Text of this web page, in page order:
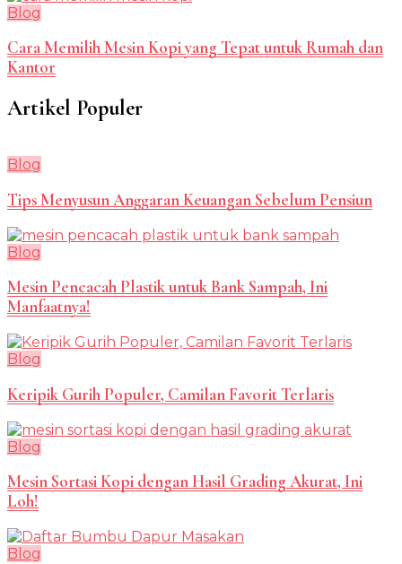
Blog
Cara Memilih Mesin Kopi yang Tepat untuk Rumah dan
Kantor
Artikel Populer
Blog
Tips Menyusun Anggaran Keuangan Sebelum Pensiun
Blog
Mesin Pencacah Plastik untuk Bank Sampah, Ini
Manfaatnya!
Blog
Keripik Gurih Populer, Camilan Favorit Terlaris
Blog
Mesin Sortasi Kopi dengan Hasil Grading Akurat, Ini
Loh!
Blog